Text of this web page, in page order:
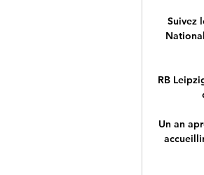
Suivez
RB
Un an